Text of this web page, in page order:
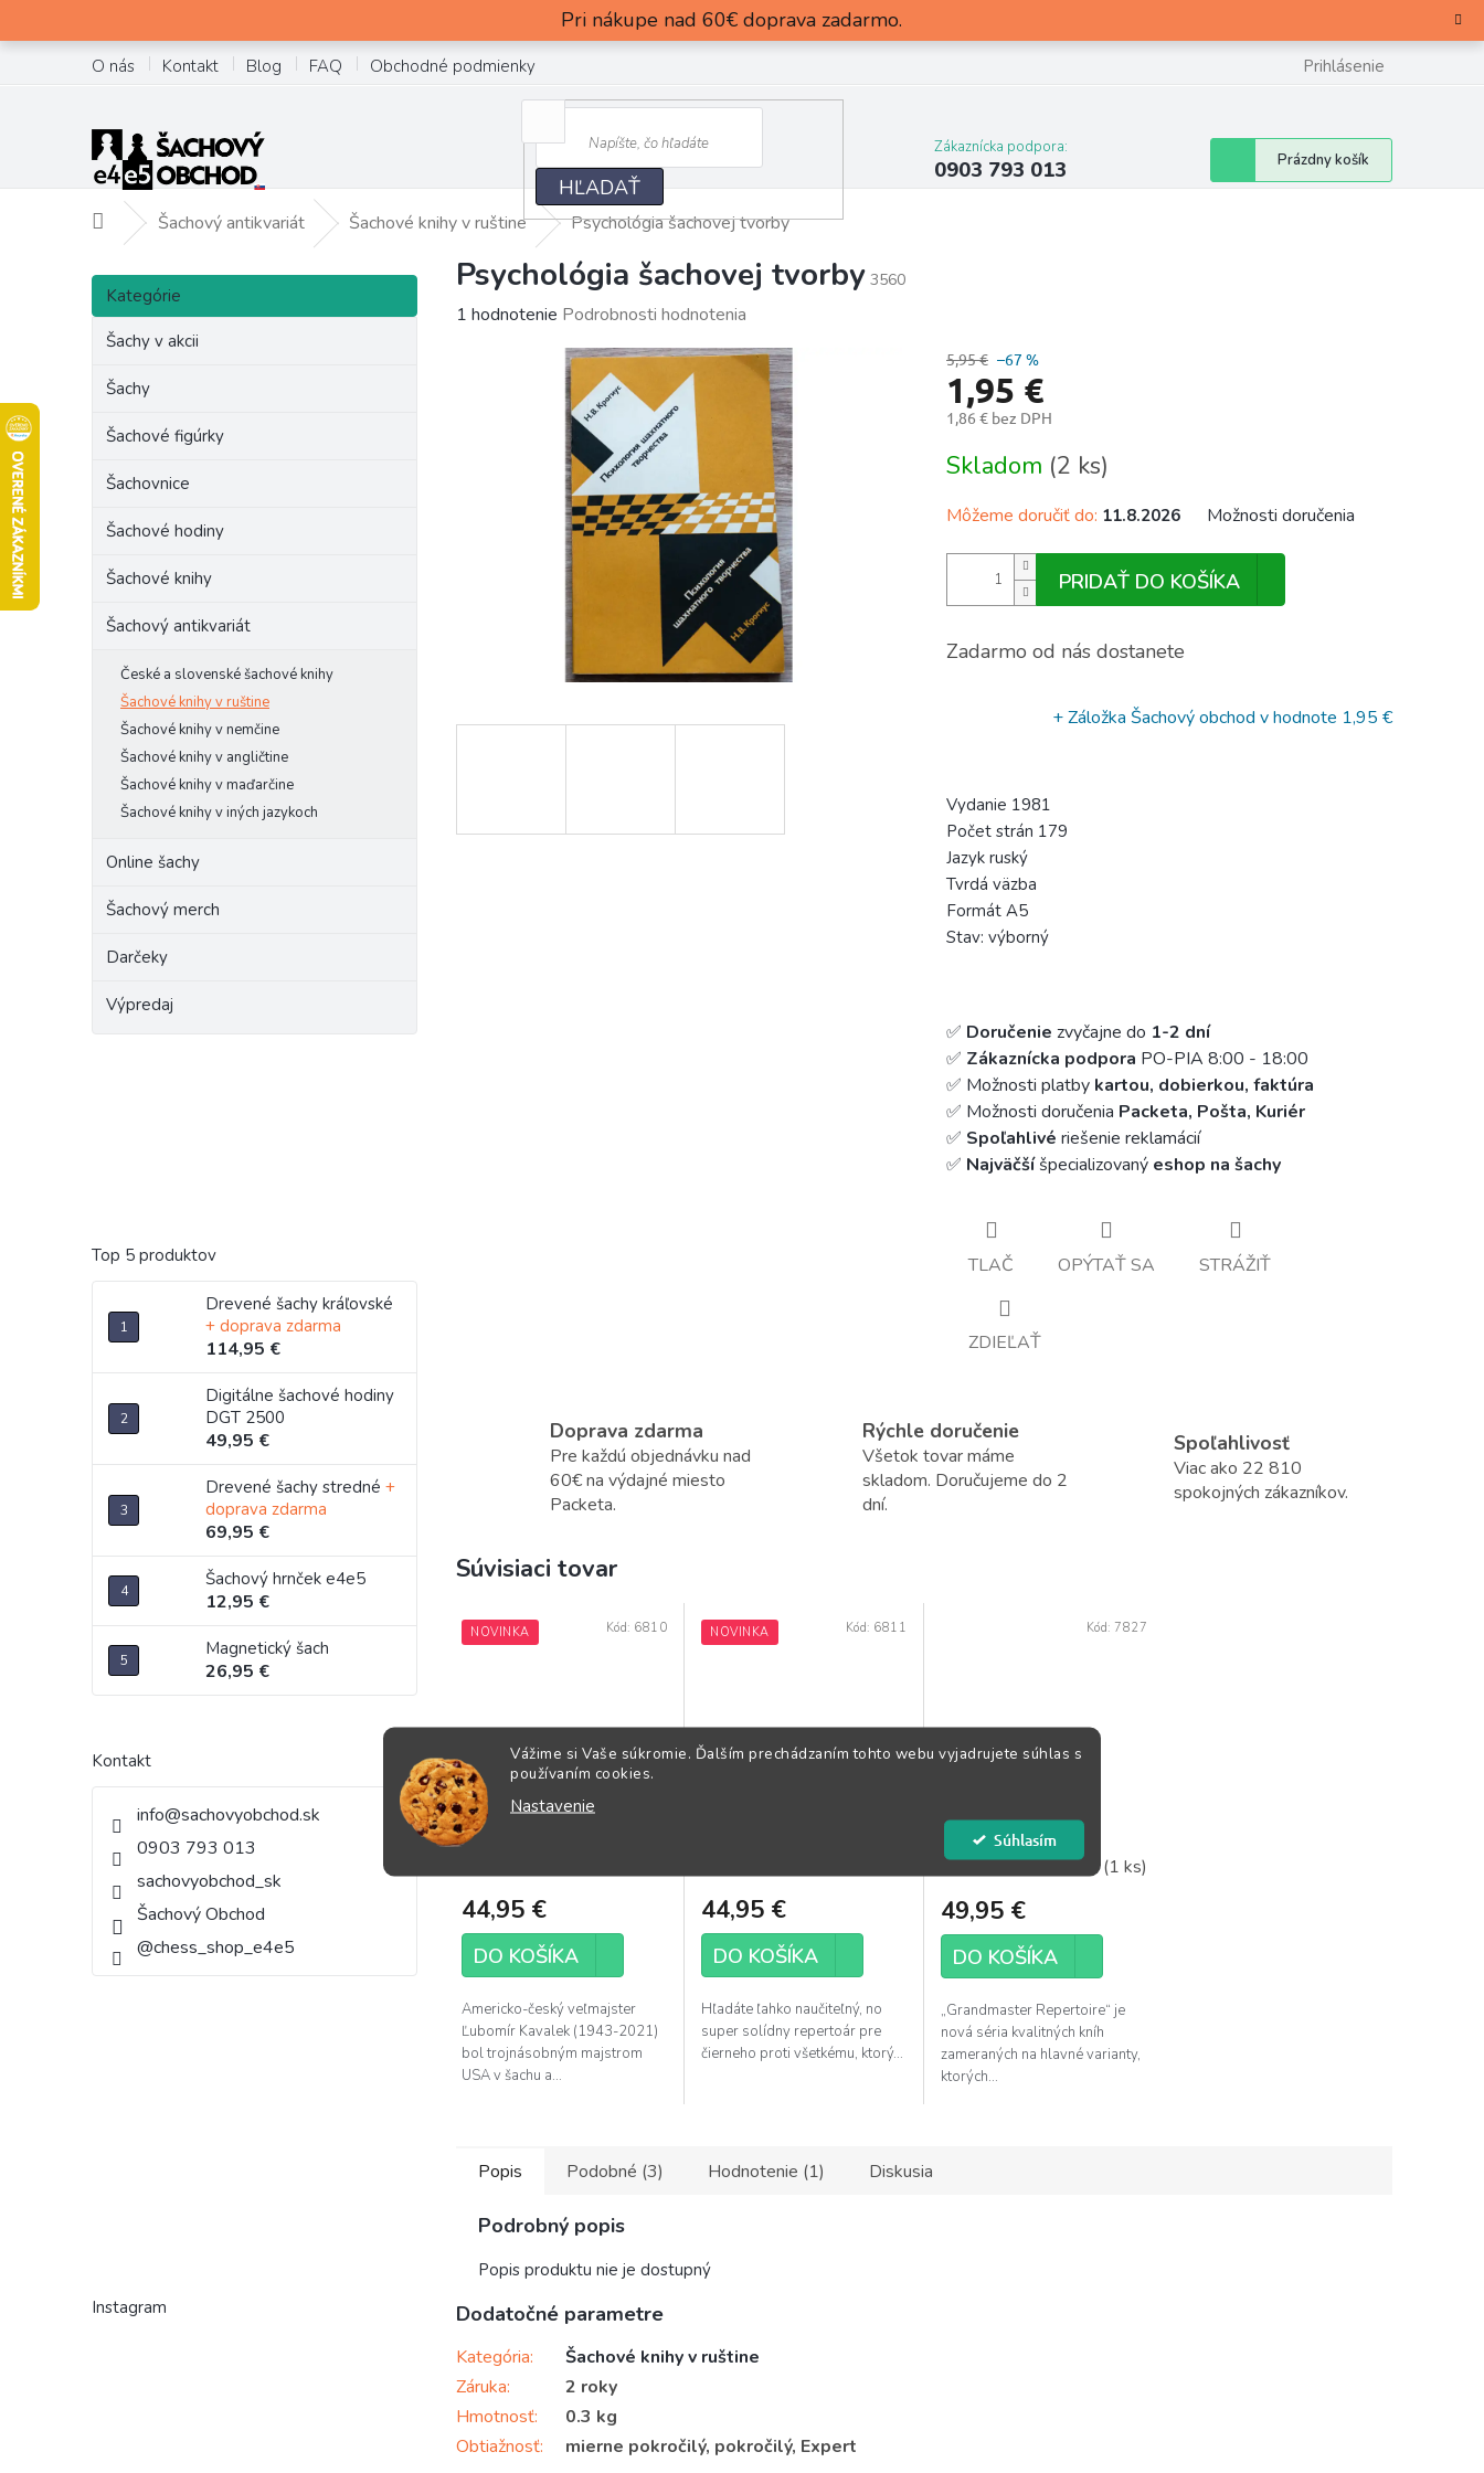
Vážime si Vaše súkromie. Ďalším prechádzaním tohto webu vyjadrujete súhlas s
používaním cookies.
Nastavenie
Súhlasím
na
Pri nákupe nad 60€ doprava zadarmo.
O nás Kontakt Blog FAQ Obchodné podmienky Prihlásenie
HĽADAŤ
Zákaznícka podpora:
0903 793 013
Nákupný
košík
Prázdny košík
DomovŠachový antikvariát Šachové knihy v ruštine Psychológia šachovej tvorby
B
č
Preskočiť
kategórie
Kategórie
Šachy v akcii
Šachy
Šachové figúrky
Šachovnice
Šachové hodiny
Šachové knihy
Šachový antikvariát
České a slovenské šachové knihy
Šachové knihy v ruštine
Šachové knihy v nemčine
Šachové knihy v angličtine
Šachové knihy v maďarčine
Šachové knihy v iných jazykoch
Online šachy
Šachový merch
Darčeky
Výpredaj
Top 5 produktov
Drevené šachy kráľovské
+ doprava zdarma
114,95 €
Digitálne šachové hodiny
DGT 2500
49,95 €
Drevené šachy stredné +
doprava zdarma
69,95 €
Šachový hrnček e4e5
12,95 €
Magnetický šach
26,95 €
Kontakt
info@sachovyobchod.sk
0903 793 013
sachovyobchod_sk
Šachový Obchod
@chess_shop_e4e5
Instagram
Psychológia šachovej tvorby 3560
Priemerné
1 hodnotenie Podrobnosti hodnotenia
5,95 € –67 %
1,95 €
1,86 € bez DPH
Jednotková
cena:
Skladom (2 ks)
Môžeme doručiť do: 11.8.2026 Možnosti doručenia
PRIDAŤ DO KOŠÍKA
Zadarmo od nás dostanete
+ Záložka Šachový obchod v hodnote 1,95 €
Vydanie 1981
Počet strán 179
Jazyk ruský
Tvrdá väzba
Formát A5
Stav: výborný
✅ Doručenie zvyčajne do 1-2 dní
✅ Zákaznícka podpora PO-PIA 8:00 - 18:00
✅ Možnosti platby kartou, dobierkou, faktúra
✅ Možnosti doručenia Packeta, Pošta, Kuriér
✅ Spoľahlivé riešenie reklamácií
✅ Najväčšíšpecializovaný eshop na šachy
TLAČ OPÝTAŤ SA STRÁŽIŤ
ZDIEĽAŤ
Doprava zdarma
Pre každú objednávku nad
60€ na výdajné miesto
Packeta.
Rýchle doručenie
Všetok tovar máme
skladom. Doručujeme do 2
dní.
Spoľahlivosť
Viac ako 22 810
spokojných zákazníkov.
Súvisiaci tovar
NOVINKA
Life at Play
44,95 €
DO KOŠÍKA
Americko-český veľmajster
Ľubomír Kavalek (1943-2021)
bol trojnásobným majstrom
USA v šachu a...
Kód: 6810 NOVINKA
44,95 €
DO KOŠÍKA
Hľadáte ľahko naučiteľný, no
super solídny repertoár pre
čierneho proti všetkému, ktorý...
Kód: 6811
Volume 1
Skladom(1 ks)
49,95 €
DO KOŠÍKA
„Grandmaster Repertoire“ je
nová séria kvalitných kníh
zameraných na hlavné varianty,
ktorých...
Kód: 7827
Popis Podobné (3) Hodnotenie (1) Diskusia
Podrobný popis
Popis produktu nie je dostupný
Dodatočné parametre
Kategória:
Šachové knihy v ruštine
Záruka:
2 roky
Hmotnosť:
0.3 kg
Obtiažnosť: mierne pokročilý, pokročilý, Expert